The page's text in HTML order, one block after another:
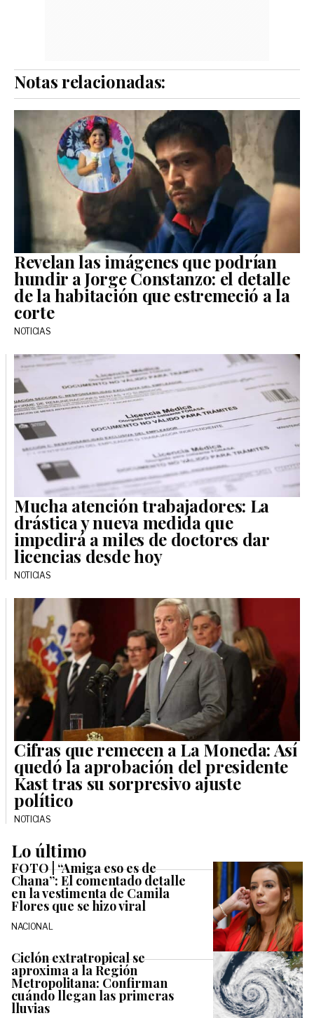
Notas relacionadas:
Revelan las imágenes que podrían
hundir a Jorge Constanzo: el detalle
de la habitación que estremeció a la
corte
NOTICIAS
Mucha atención trabajadores: La
drástica y nueva medida que
impedirá a miles de doctores dar
licencias desde hoy
NOTICIAS
Cifras que remecen a La Moneda: Así
quedó la aprobación del presidente
Kast tras su sorpresivo ajuste
político
NOTICIAS
Lo último
FOTO | “Amiga eso es de
Chana”: El comentado detalle
en la vestimenta de Camila
Flores que se hizo viral
NACIONAL
Ciclón extratropical se
aproxima a la Región
Metropolitana: Confirman
cuándo llegan las primeras
lluvias